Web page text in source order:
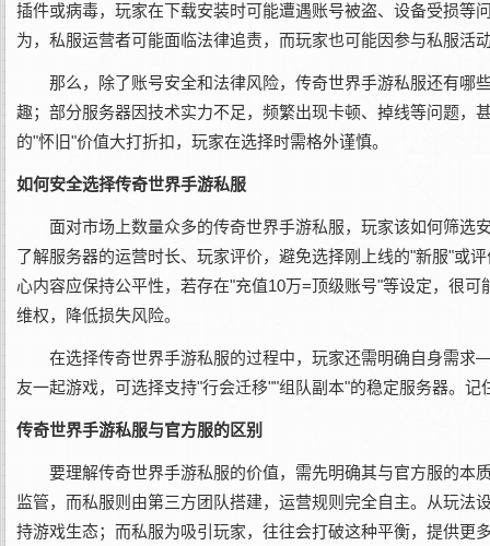
插件或病毒，玩家在下载安装时可能遭遇账号被盗、设备受损等
为，私服运营者可能面临法律追责，而玩家也可能因参与私服活
那么，除了账号安全和法律风险，传奇世界手游私服还有哪
趣；部分服务器因技术实力不足，频繁出现卡顿、掉线等问题，
的"怀旧"价值大打折扣，玩家在选择时需格外谨慎。
如何安全选择传奇世界手游私服
面对市场上数量众多的传奇世界手游私服，玩家该如何筛选
了解服务器的运营时长、玩家评价，避免选择刚上线的"新服"或
心内容应保持公平性，若存在"充值10万=顶级账号"等设定，很
维权，降低损失风险。
在选择传奇世界手游私服的过程中，玩家还需明确自身需
友一起游戏，可选择支持"行会迁移""组队副本"的稳定服务器。
传奇世界手游私服与官方服的区别
要理解传奇世界手游私服的价值，需先明确其与官方服的本
监管，而私服则由第三方团队搭建，运营规则完全自主。从玩法
持游戏生态；而私服为吸引玩家，往往会打破这种平衡，提供更